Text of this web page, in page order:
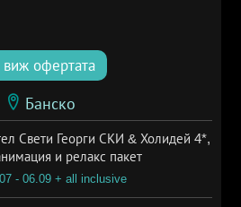
виж офертата
Банско
Свети Георги СКИ & Холидей 4*,
и релакс пакет
- 06.09 + all inclusive